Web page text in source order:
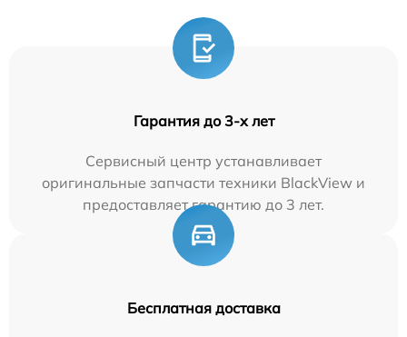
Гарантия до 3-х лет
Сервисный центр устанавливает
оригинальные запчасти техники BlackView и
предоставляет гарантию до 3 лет.
Бесплатная доставка